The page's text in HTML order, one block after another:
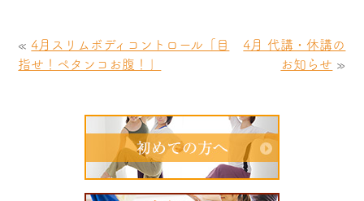
« 4月スリムボディコントロール「目
指せ！ペタンコお腹！」
4月 代講・休講の
お知らせ »